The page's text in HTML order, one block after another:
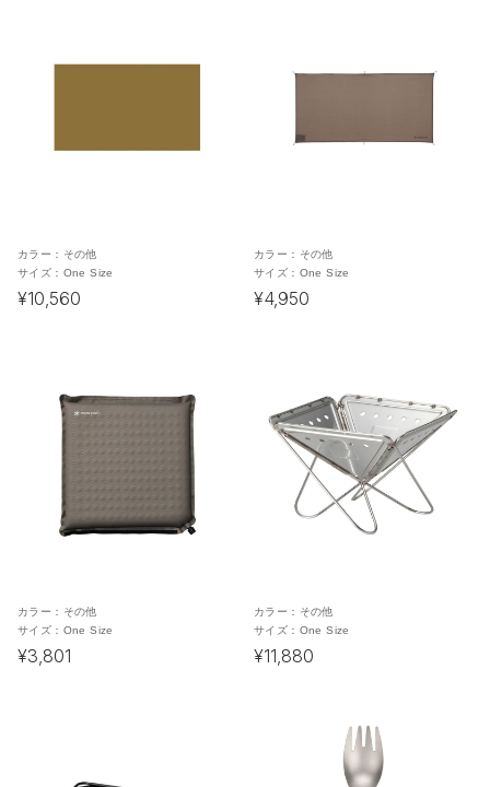
カラー： その他
サイズ： One Size
¥10,560
カラー： その他
サイズ： One Size
¥4,950
カラー： その他
サイズ： One Size
¥3,801
カラー： その他
サイズ： One Size
¥11,880